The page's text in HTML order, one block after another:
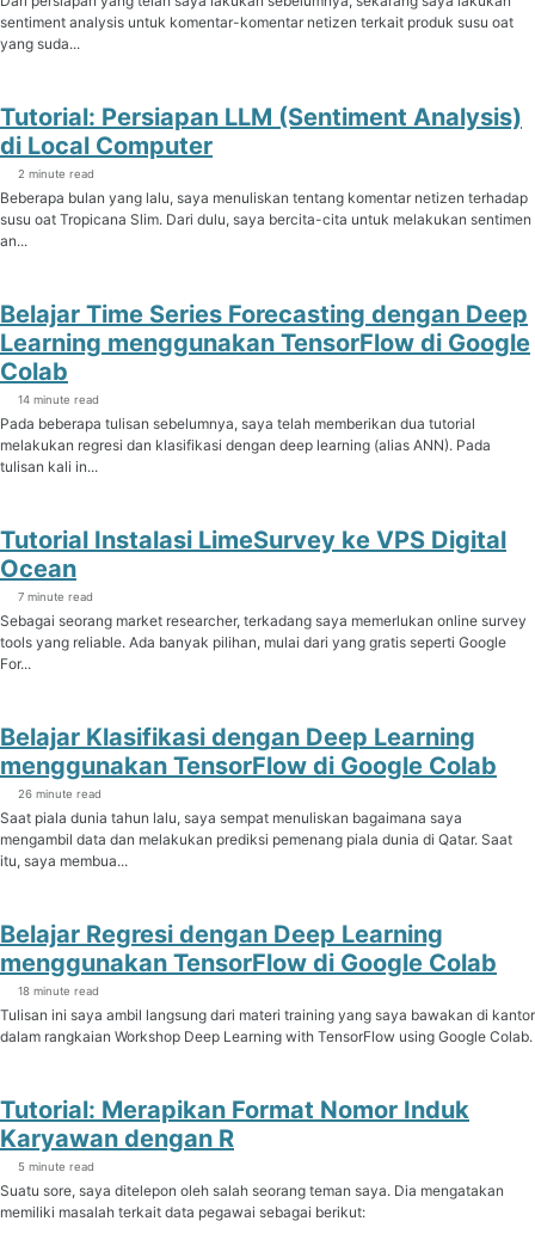
sentiment analysis untuk komentar-komentar netizen terkait produk susu oat
yang suda...
Tutorial: Persiapan LLM (Sentiment Analysis)
di Local Computer
2 minute read
Beberapa bulan yang lalu, saya menuliskan tentang komentar netizen terhadap
susu oat Tropicana Slim. Dari dulu, saya bercita-cita untuk melakukan sentimen
an...
Belajar Time Series Forecasting dengan Deep
Learning menggunakan TensorFlow di Google
Colab
14 minute read
Pada beberapa tulisan sebelumnya, saya telah memberikan dua tutorial
melakukan regresi dan klasifikasi dengan deep learning (alias ANN). Pada
tulisan kali in...
Tutorial Instalasi LimeSurvey ke VPS Digital
Ocean
7 minute read
Sebagai seorang market researcher, terkadang saya memerlukan online survey
tools yang reliable. Ada banyak pilihan, mulai dari yang gratis seperti Google
For...
Belajar Klasifikasi dengan Deep Learning
menggunakan TensorFlow di Google Colab
26 minute read
Saat piala dunia tahun lalu, saya sempat menuliskan bagaimana saya
mengambil data dan melakukan prediksi pemenang piala dunia di Qatar. Saat
itu, saya membua...
Belajar Regresi dengan Deep Learning
menggunakan TensorFlow di Google Colab
18 minute read
Tulisan ini saya ambil langsung dari materi training yang saya bawakan di kantor
dalam rangkaian Workshop Deep Learning with TensorFlow using Google Colab.
Tutorial: Merapikan Format Nomor Induk
Karyawan dengan R
5 minute read
Suatu sore, saya ditelepon oleh salah seorang teman saya. Dia mengatakan
memiliki masalah terkait data pegawai sebagai berikut: